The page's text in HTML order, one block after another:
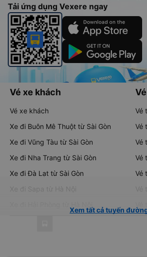
Tải ứng dụng Vexere ngay
Vé xe khách
Vé xe khách
Xe đi Buôn Mê Thuột từ Sài Gòn
Xe đi Vũng Tàu từ Sài Gòn
Xe đi Nha Trang từ Sài Gòn
Xe đi Đà Lạt từ Sài Gòn
Xe đi Sapa từ Hà Nội
Vé
Vé
Vé
Vé
Vé
Xem tất cả tuyến